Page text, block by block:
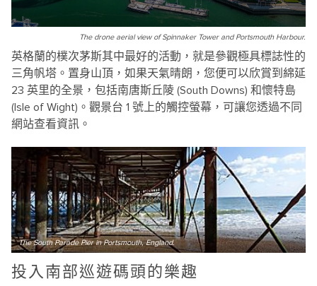
The drone aerial view of Spinnaker Tower and Portsmouth Harbour.
英格蘭的樸次茅斯其中最好的活動，就是參觀極具標誌性的
三角帆塔。置身山頂，如果天氣晴朗，您便可以欣賞到綿延
23 英里的全景，包括南唐斯丘陵 (South Downs) 和懷特島
(Isle of Wight)。觀景台 1 號上的觸控螢幕，可讓您透過不同
網站查看資訊。
The South Parade Pier in Portsmouth, England.
投入南部巡遊碼頭的樂趣